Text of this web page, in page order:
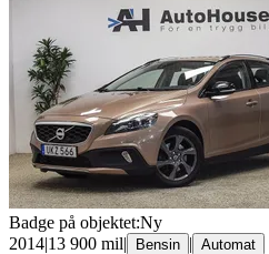
Badge på objektet:Ny
2014|13 900 mil| Bensin | Automat